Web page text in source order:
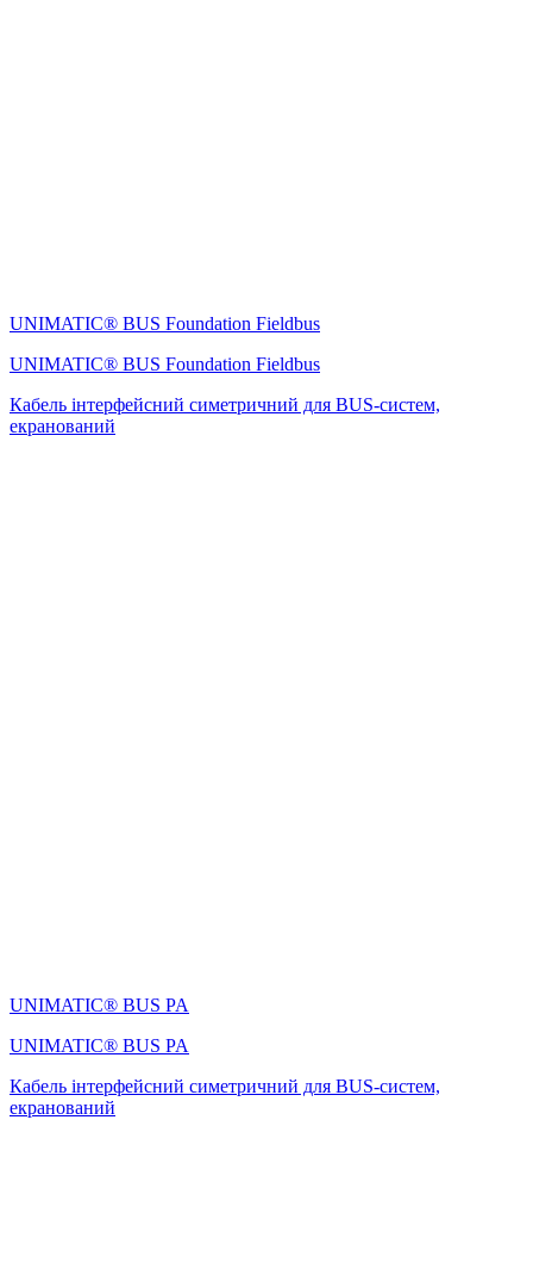
UNIMATIC® BUS Foundation Fieldbus
UNIMATIC® BUS Foundation Fieldbus
Кабель інтерфейсний симетричний для BUS-систем,
екранований
UNIMATIC® BUS PA
UNIMATIC® BUS PA
Кабель інтерфейсний симетричний для BUS-систем,
екранований